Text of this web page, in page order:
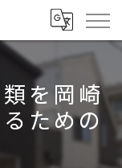
を岡崎
ための